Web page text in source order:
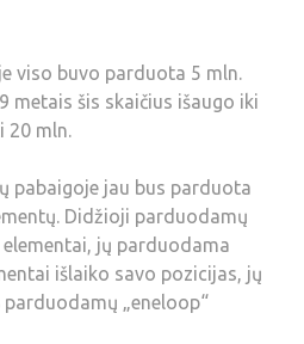
viso buvo parduota 5 mln.
metais šis skaičius išaugo iki
20 mln.
pabaigoje jau bus parduota
Didžioji parduodamų
jų parduodama
išlaiko savo pozicijas, jų
„eneloop“